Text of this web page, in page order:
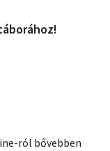
ról bővebben